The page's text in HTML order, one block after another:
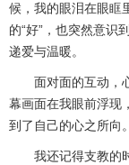
候，我的眼泪在眼眶
的“好”，也突然意识
递爱与温暖。
面对面的互动，
幕画面在我眼前浮现
到了自己的心之所向。
我还记得支教的